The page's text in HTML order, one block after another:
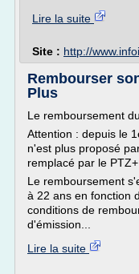
Lire la suite
Site : http://
Rembourser
Plus
Le remboursement
Attention : depuis le
n'est plus proposé
remplacé par le
Le remboursement
à 22 ans en fonction
conditions de
d'émission...
Lire la suite